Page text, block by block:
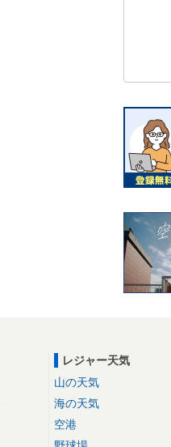
レジャー天気
山の天気
海の天気
空港